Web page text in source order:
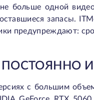
больше одной
запасы.
предупреждают:
с большим